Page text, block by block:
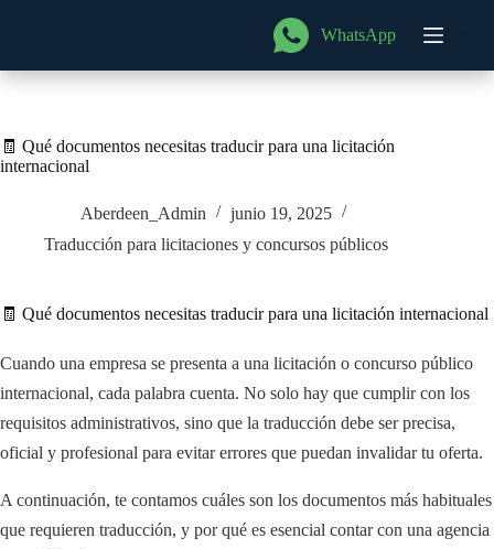
WhatsApp
🧾 Qué documentos necesitas traducir para una licitación
internacional
Aberdeen_Admin
junio 19, 2025
Traducción para licitaciones y concursos públicos
🧾 Qué documentos necesitas traducir para una licitación internacional
Cuando una empresa se presenta a una licitación o concurso público
internacional, cada palabra cuenta. No solo hay que cumplir con los
requisitos administrativos, sino que la traducción debe ser precisa,
oficial y profesional para evitar errores que puedan invalidar tu oferta.
A continuación, te contamos cuáles son los documentos más habituales
que requieren traducción, y por qué es esencial contar con una agencia